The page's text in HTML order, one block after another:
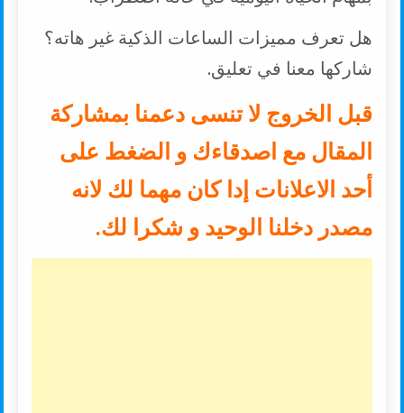
هل تعرف مميزات الساعات الذكية غير هاته؟
شاركها معنا في تعليق.
قبل الخروج لا تنسى دعمنا بمشاركة
المقال مع اصدقاءك و الضغط على
أحد الاعلانات إدا كان مهما لك لانه
مصدر دخلنا الوحيد و شكرا لك.